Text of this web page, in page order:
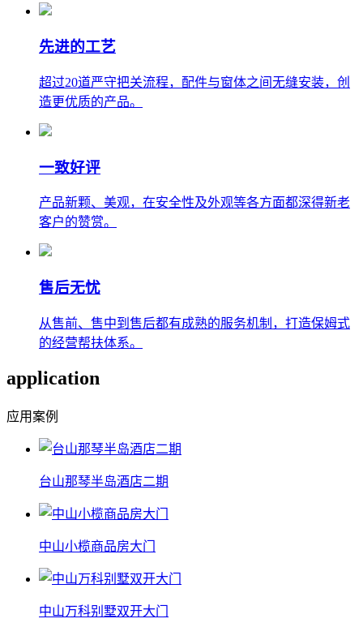
先进的工艺
超过20道严守把关流程，配件与窗体之间无缝安装，创
造更优质的产品。
一致好评
产品新颗、美观，在安全性及外观等各方面都深得新老
客户的赞赏。
售后无忧
从售前、售中到售后都有成熟的服务机制，打造保姆式
的经营帮扶体系。
application
应用案例
台山那琴半岛酒店二期
中山小榄商品房大门
中山万科别墅双开大门